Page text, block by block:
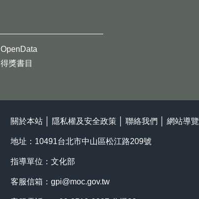
OpenData
得獎書目
關於本站 隱私權及安全政策 聯絡我們 網站導覽
地址：10491台北市中山區松江路209號
指導單位：文化部
客服信箱： gpi@moc.gov.tw